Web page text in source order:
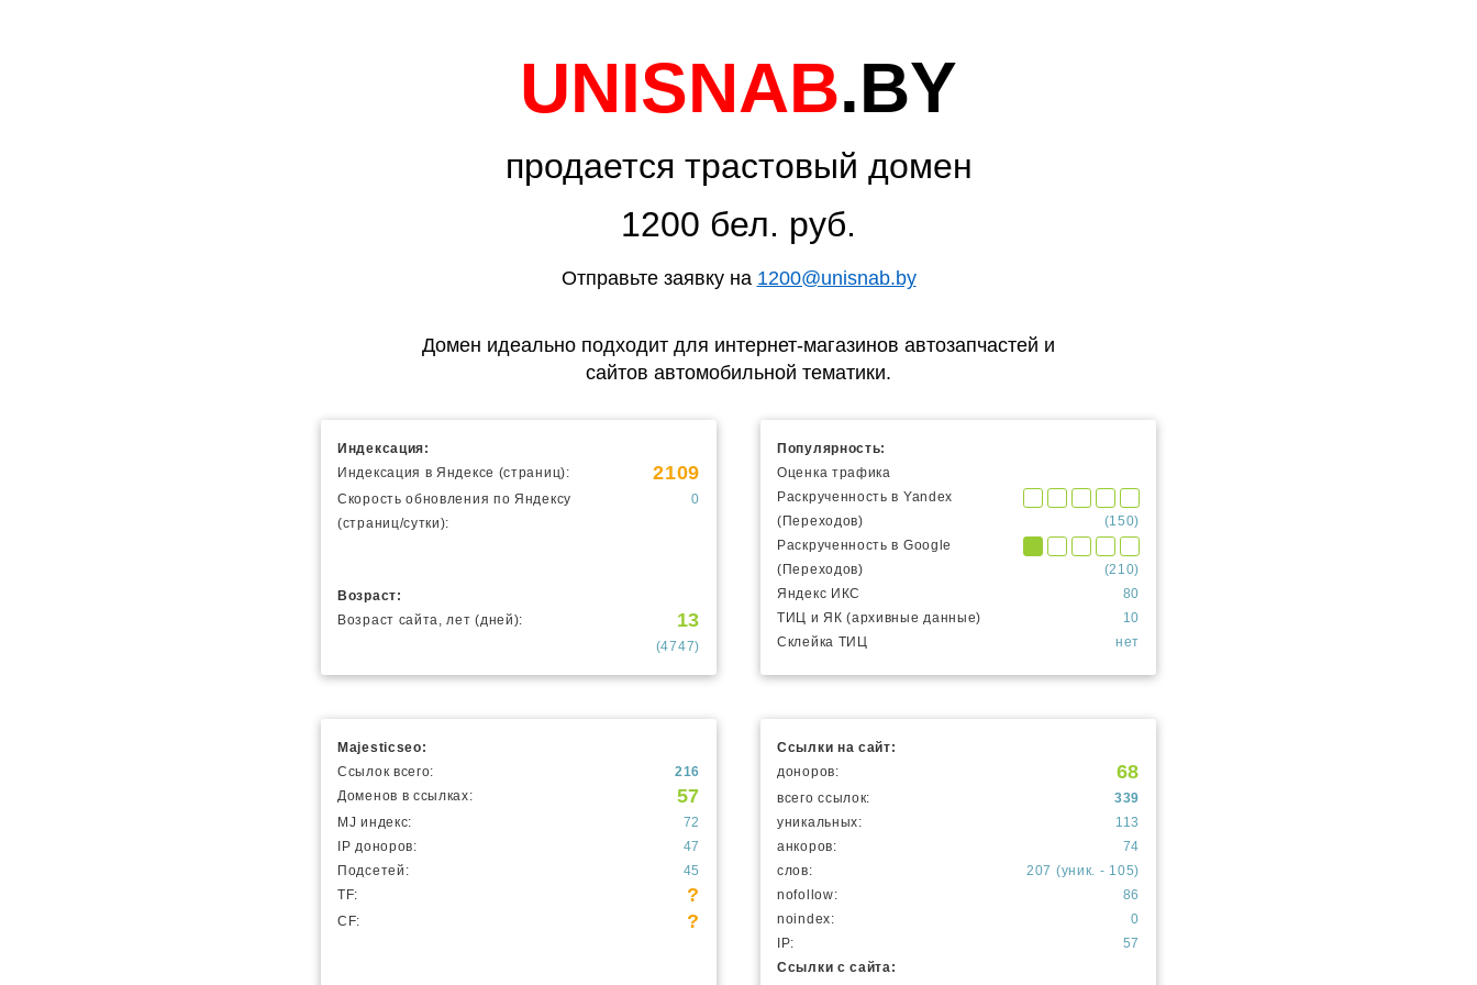
UNISNAB.BY
продается трастовый домен
1200 бел. руб.
Отправьте заявку на 1200@unisnab.by
Домен идеально подходит для интернет-магазинов автозапчастей и
сайтов автомобильной тематики.
Индексация:
Индексация в Яндексе (страниц):
2109
Скорость обновления по Яндексу
(страниц/сутки):
0
Возраст:
Возраст сайта, лет (дней):
13
(4747)
Популярность:
Оценка трафика
Раскрученность в Yandex
(Переходов)
(150)
Раскрученность в Google
(Переходов)
(210)
Яндекс ИКС
80
ТИЦ и ЯК (архивные данные)
10
Склейка ТИЦ
нет
Majesticseo:
Ссылок всего:
216
Доменов в ссылках:
57
MJ индекс:
72
IP доноров:
47
Подсетей:
45
TF:
?
CF: ?
Ссылки на сайт:
доноров:
68
всего ссылок:
339
уникальных:
113
анкоров:
74
слов:
207 (уник. - 105)
nofollow:
86
noindex:
0
IP:
57
Ссылки с сайта: